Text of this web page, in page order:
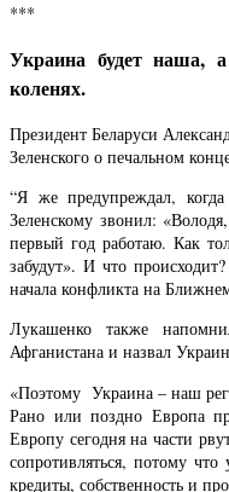
***
Украина будет наша,
коленях.
Президент Беларуси
Зеленского о печальном
“Я же предупреждал,
Зеленскому звонил:
первый год работаю. Как
забудут». И что
начала конфликта на
Лукашенко также
Афганистана и назвал
«Поэтому Украина – наш
Рано или поздно Европа
Европу сегодня на части
сопротивляться, потому
кредиты, собственность и